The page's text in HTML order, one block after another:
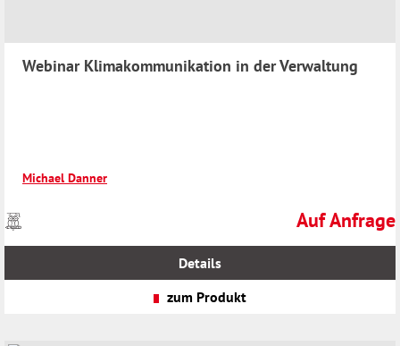
Webinar Klimakommunikation in der Verwaltung
Michael Danner
Regulärer
Auf Anfrage
Preise
inkl.
Details
zum Produkt